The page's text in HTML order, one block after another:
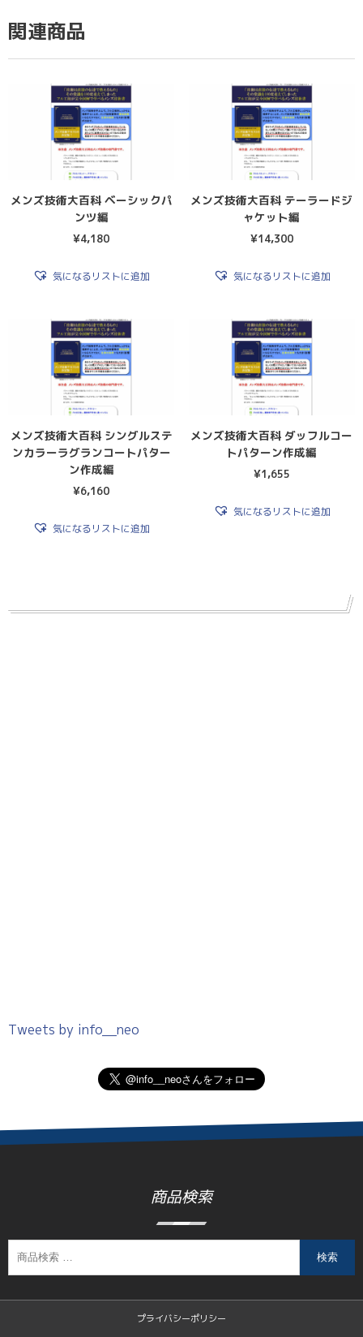
関連商品
メンズ技術大百科 ベーシックパ
ンツ編
¥4,180
気になるリストに追加
メンズ技術大百科 テーラードジ
ャケット編
¥14,300
気になるリストに追加
メンズ技術大百科 シングルステ
ンカラーラグランコートパター
ン作成編
¥6,160
気になるリストに追加
メンズ技術大百科 ダッフルコー
トパターン作成編
¥1,655
気になるリストに追加
Tweets by info__neo
商品検索
検索
プライバシーポリシー